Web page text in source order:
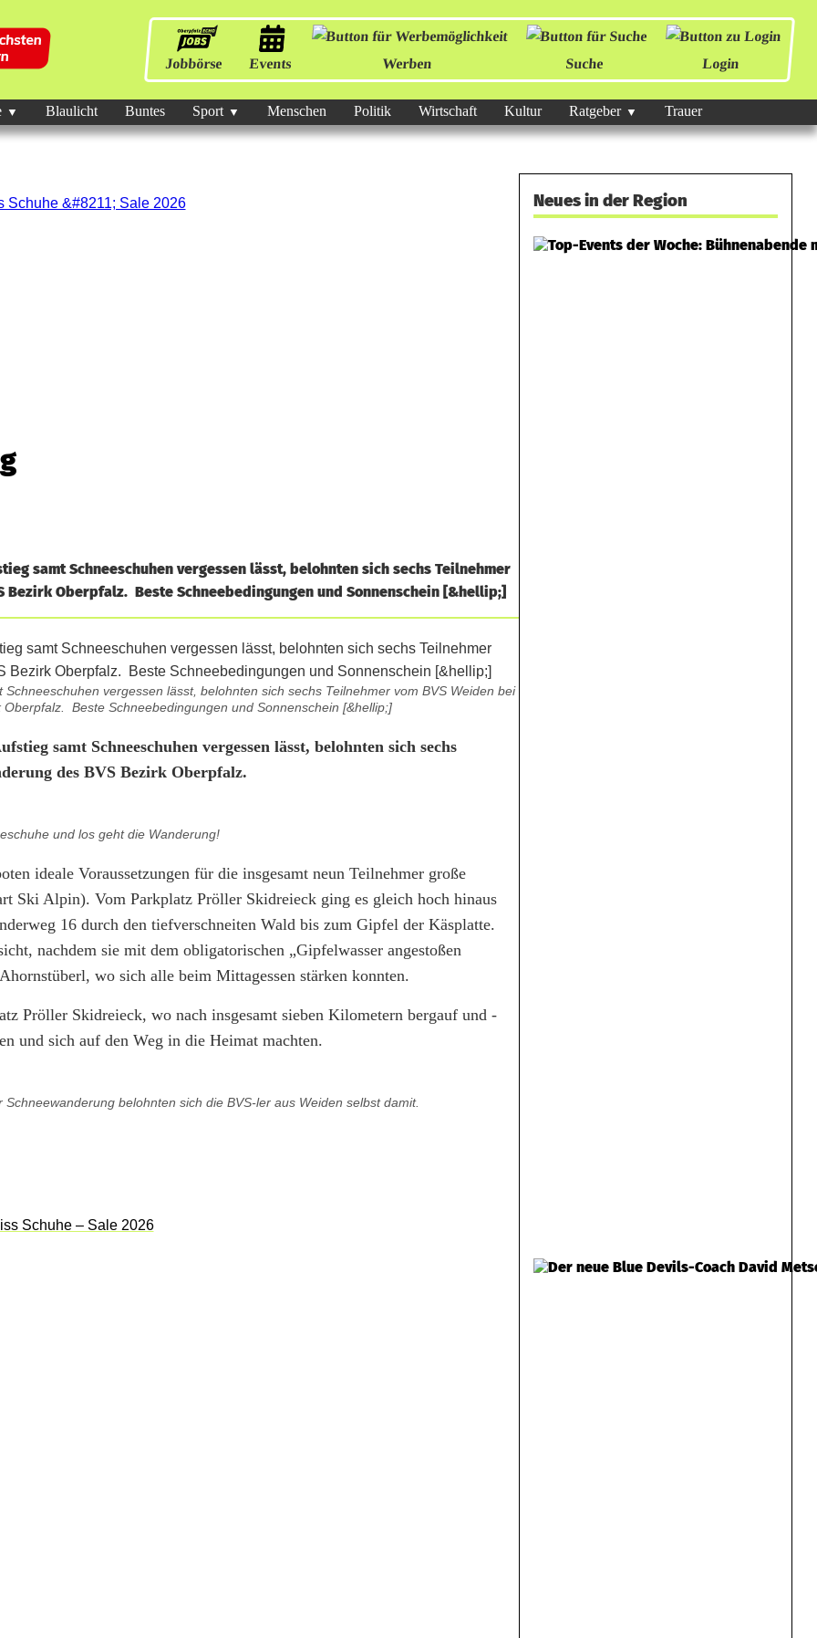
Jobbörse Events Werben Suche Login
Blaulicht Buntes Sport Menschen Politik Wirtschaft Kultur Ratgeber Trauer
samt Schneeschuhen vergessen lässt, belohnten sich sechs Teilnehmer
Bezirk Oberpfalz. Beste Schneebedingungen und Sonnenschein [&hellip;]
vergessen lässt, belohnten sich sechs Teilnehmer vom BVS Weiden bei
Beste Schneebedingungen und Sonnenschein [&hellip;]
samt Schneeschuhen vergessen lässt, belohnten sich sechs
des BVS Bezirk Oberpfalz.
und los geht die Wanderung!
ideale Voraussetzungen für die insgesamt neun Teilnehmer große
Ski Alpin). Vom Parkplatz Pröller Skidreieck ging es gleich hoch hinaus
16 durch den tiefverschneiten Wald bis zum Gipfel der Käsplatte.
nachdem sie mit dem obligatorischen „Gipfelwasser angestoßen
wo sich alle beim Mittagessen stärken konnten.
Pröller Skidreieck, wo nach insgesamt sieben Kilometern bergauf und -
und sich auf den Weg in die Heimat machten.
belohnten sich die BVS-ler aus Weiden selbst damit.
Neues in der Region